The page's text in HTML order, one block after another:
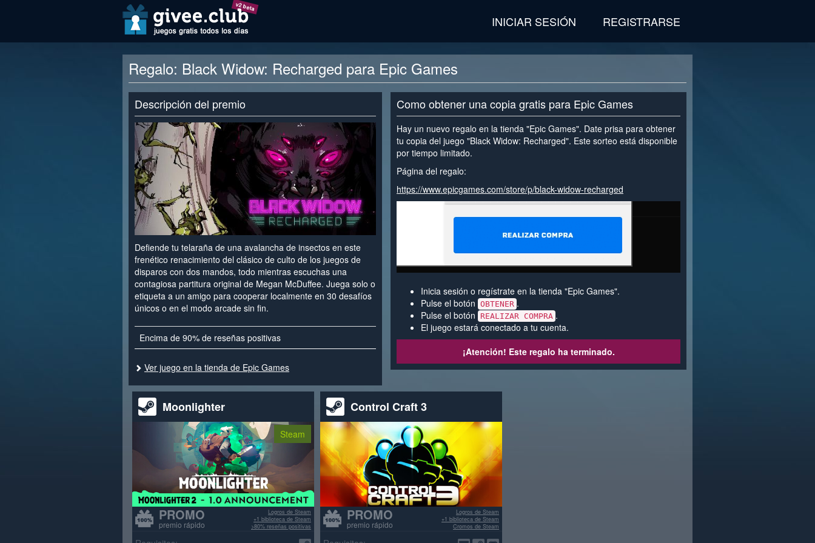
v2 beta
INICIAR SESIÓN REGISTRARSE
Regalo: Black Widow: Recharged para Epic Games
Descripción del premio
Defiende tu telaraña de una avalancha de insectos en este
frenético renacimiento del clásico de culto de los juegos de
disparos con dos mandos, todo mientras escuchas una
contagiosa partitura original de Megan McDuffee. Juega solo o
etiqueta a un amigo para cooperar localmente en 30 desafíos
únicos o en el modo arcade sin fin.
Encima de 90% de reseñas positivas
Ver juego en la tienda de Epic Games
Como obtener una copia gratis para Epic Games
Hay un nuevo regalo en la tienda "Epic Games". Date prisa para obtener
tu copia del juego "Black Widow: Recharged". Este sorteo está disponible
por tiempo limitado.
Página del regalo:
https://www.epicgames.com/store/p/black-widow-recharged
Inicia sesión o regístrate en la tienda "Epic Games".
Pulse el botón OBTENER .
Pulse el botón
REALIZAR COMPRA .
El juego estará conectado a tu cuenta.
¡Atención! Este regalo ha terminado.
Moonlighter
Steam
PROMO
premio rápido
Logros de Steam
+1 biblioteca de Steam
>80% reseñas positivas
Control Craft 3
PROMO
premio rápido
Logros de Steam
+1 biblioteca de Steam
Cromos de Steam